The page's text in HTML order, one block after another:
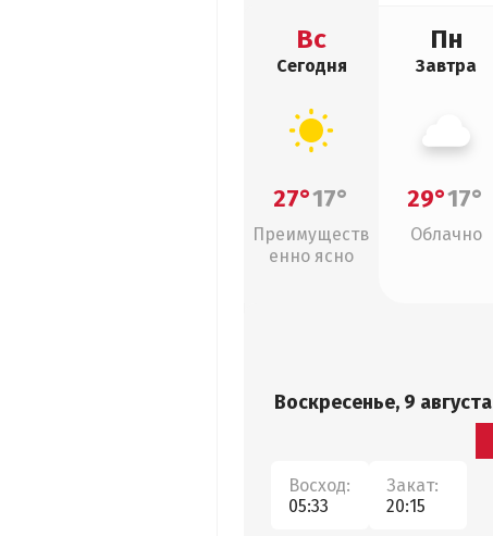
Вс
Сегодня
27°17°
Преимуществ
енно ясно
Пн
Завтра
29°17°
Облачно
Воскресенье, 9 августа
Восход:
05:33
Закат:
20:15